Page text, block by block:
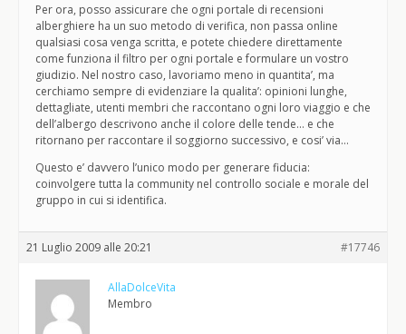
Per ora, posso assicurare che ogni portale di recensioni
alberghiere ha un suo metodo di verifica, non passa online
qualsiasi cosa venga scritta, e potete chiedere direttamente
come funziona il filtro per ogni portale e formulare un vostro
giudizio. Nel nostro caso, lavoriamo meno in quantita’, ma
cerchiamo sempre di evidenziare la qualita’: opinioni lunghe,
dettagliate, utenti membri che raccontano ogni loro viaggio e che
dell’albergo descrivono anche il colore delle tende… e che
ritornano per raccontare il soggiorno successivo, e cosi’ via…
Questo e’ davvero l’unico modo per generare fiducia:
coinvolgere tutta la community nel controllo sociale e morale del
gruppo in cui si identifica.
21 Luglio 2009 alle 20:21 #17746
AllaDolceVita
Membro